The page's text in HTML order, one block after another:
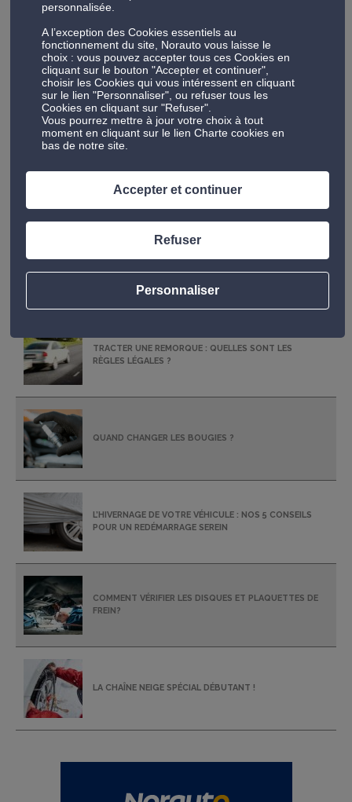
Bon à savoir :Un pneu Run flat doit être entretenu
et vérifié régulièrement, tout comme un pneu
classique. Pensez à vérifier la pression de vos pneus
une fois par mois.
ligne chez Norauto
LES ARTICLES LES PLUS CONSULTÉS
TRACTER UNE REMORQUE : QUELLES SONT LES
RÈGLES LÉGALES ?
QUAND CHANGER LES BOUGIES ?
L’HIVERNAGE DE VOTRE VÉHICULE : NOS 5 CONSEILS
POUR UN REDÉMARRAGE SEREIN
COMMENT VÉRIFIER LES DISQUES ET PLAQUETTES DE
FREIN?
LA CHAÎNE NEIGE SPÉCIAL DÉBUTANT !
personnalisée.
A l’exception des Cookies essentiels au
fonctionnement du site, Norauto vous laisse le
choix : vous pouvez accepter tous ces Cookies en
cliquant sur le bouton "Accepter et continuer",
choisir les Cookies qui vous intéressent en cliquant
sur le lien "Personnaliser", ou refuser tous les
Cookies en cliquant sur "Refuser".
Vous pourrez mettre à jour votre choix à tout
moment en cliquant sur le lien Charte cookies en
bas de notre site.
Personnaliser
Refuser
Accepter et continuer